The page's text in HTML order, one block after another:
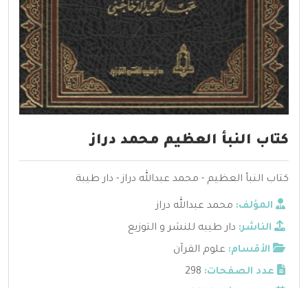
كتاب النبأ العظيم محمد دراز
كتاب النبأ العظيم - محمد عبدالله دراز - دار طيبة
المؤلف: محمد عبدالله دراز
الناشر: دار طيبه للنشر و التوزيع
الأقسام: علوم القرآن
عدد الصفحات: 298